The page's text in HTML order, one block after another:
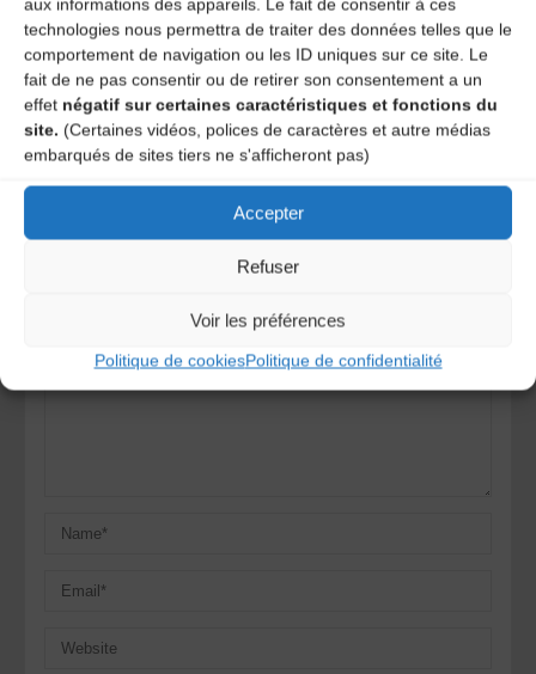
aux informations des appareils. Le fait de consentir à ces
technologies nous permettra de traiter des données telles que le
comportement de navigation ou les ID uniques sur ce site. Le
fait de ne pas consentir ou de retirer son consentement a un
effet négatif sur certaines caractéristiques et fonctions du
site. (Certaines vidéos, polices de caractères et autre médias
embarqués de sites tiers ne s'afficheront pas)
Accepter
Refuser
Voir les préférences
Politique de cookiesPolitique de confidentialité
Concert avec Kazbak – Klezmer du futur
Concert avec Vasta project
Laisser un
commentaire
Votre adresse e-mail ne sera pas publiée.